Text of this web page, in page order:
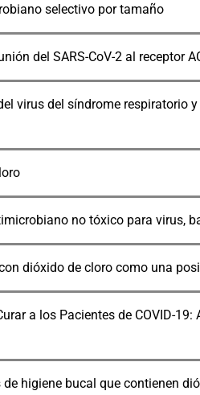
selectivo por tamaño
del SARS-CoV-2 al receptor
virus del síndrome
no tóxico para virus,
dióxido de cloro como una
a los Pacientes de COVID-
higiene bucal que contienen